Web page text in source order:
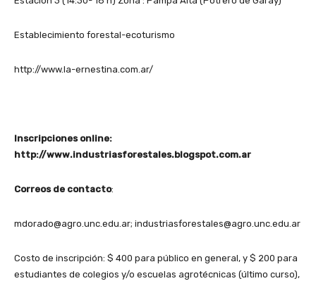
Establecimiento forestal-ecoturismo
http://www.la-ernestina.com.ar/
Inscripciones online:
http://www.industriasforestales.blogspot.com.ar
Correos de contacto:
mdorado@agro.unc.edu.ar; industriasforestales@agro.unc.edu.ar
Costo de inscripción: $ 400 para público en general, y $ 200 para
estudiantes de colegios y/o escuelas agrotécnicas (último curso),